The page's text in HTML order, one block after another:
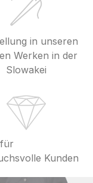
in unseren
Werken in der
Slowakei
Kunden